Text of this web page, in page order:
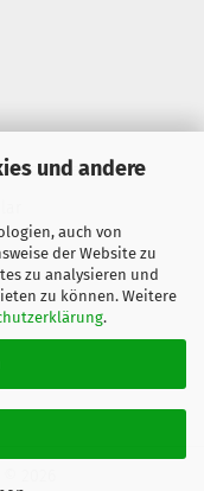
und andere
auch von
der Website zu
zu analysieren und
zu können. Weitere
.